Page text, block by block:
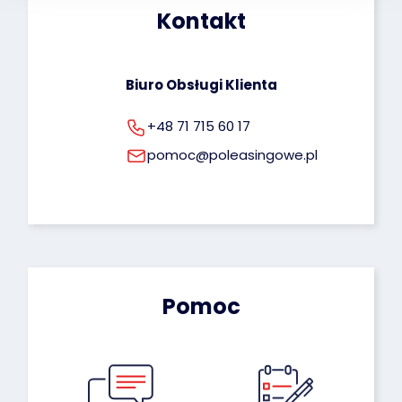
rodo@poleasingowe.pl
Kontakt
Biuro Obsługi Klienta
+48 71 715 60 17
pomoc@poleasingowe.pl
Pomoc